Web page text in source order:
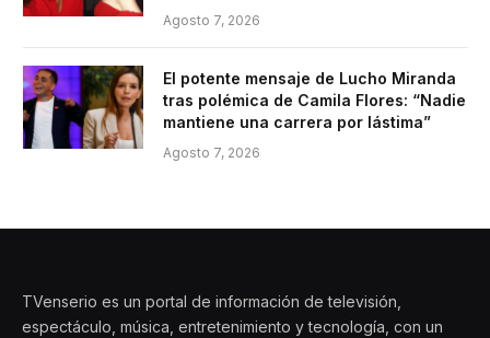
Agosto 7, 2026
El potente mensaje de Lucho Miranda
tras polémica de Camila Flores: “Nadie
mantiene una carrera por lástima”
Agosto 7, 2026
TVenserio es un portal de información de televisión,
espectáculo, música, entretenimiento y tecnología, con un